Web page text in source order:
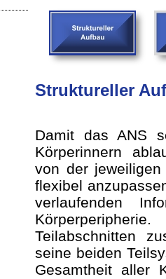
Struktureller
Damit das ANS
Körperinnern
von der jeweiligen
flexibel
verlaufenden
Teilabschnitten
seine beiden
Gesamtheit aller